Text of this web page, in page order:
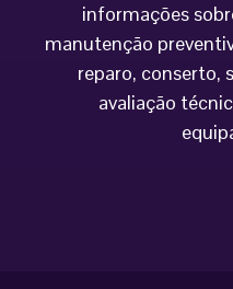
informações
manutenção
reparo, conserto,
avaliação